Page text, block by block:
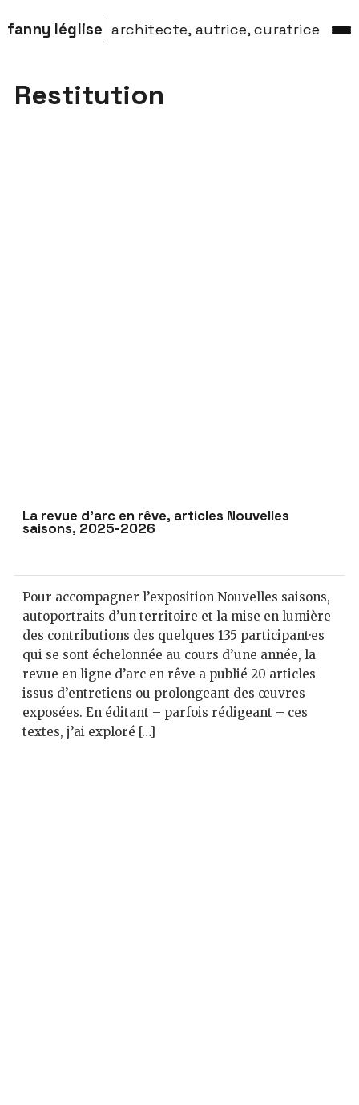
fanny léglise architecte, autrice, curatrice
Restitution
La revue d’arc en rêve, articles Nouvelles
saisons, 2025-2026
Pour accompagner l’exposition Nouvelles saisons,
autoportraits d’un territoire et la mise en lumière
des contributions des quelques 135 participant·es
qui se sont échelonnée au cours d’une année, la
revue en ligne d’arc en rêve a publié 20 articles
issus d’entretiens ou prolongeant des œuvres
exposées. En éditant – parfois rédigeant – ces
textes, j’ai exploré […]